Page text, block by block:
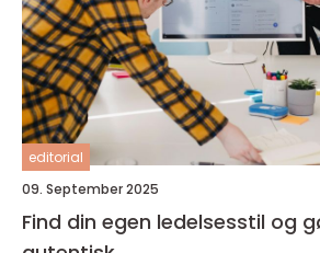
editorial
09. September 2025
Find din egen ledelsesstil og